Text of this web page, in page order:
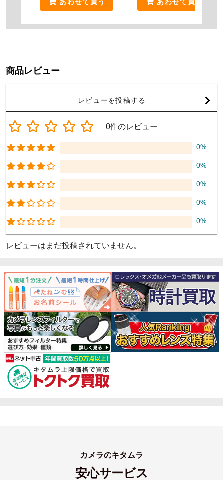
あわせて買う あわせて買う
商品レビュー
レビューを投稿する
0件のレビュー
0%
0%
0%
0%
0%
レビューはまだ投稿されていません。
カメラのキタムラ
安心サービス